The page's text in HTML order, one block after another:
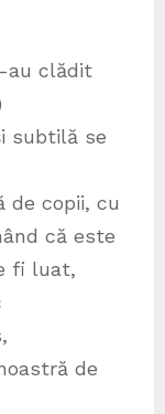
au clădit
subtilă se
de copii, cu
că este
fi luat,
de